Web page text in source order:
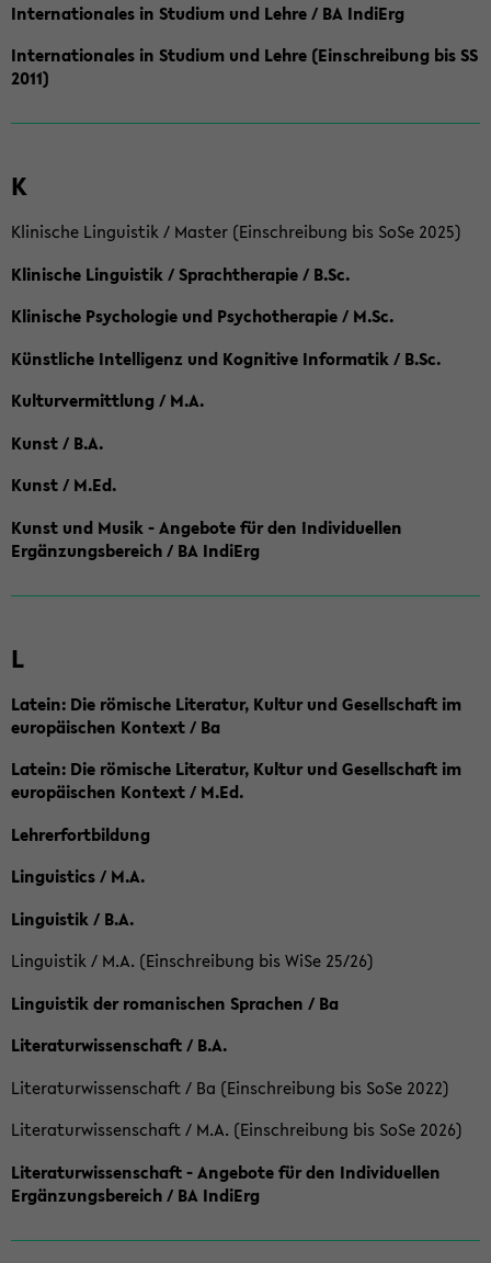
Internationales in Studium und Lehre / BA IndiErg
Internationales in Studium und Lehre (Einschreibung bis SS
2011)
K
Klinische Linguistik / Master (Einschreibung bis SoSe 2025)
Klinische Linguistik / Sprachtherapie / B.Sc.
Klinische Psychologie und Psychotherapie / M.Sc.
Künstliche Intelligenz und Kognitive Informatik / B.Sc.
Kulturvermittlung / M.A.
Kunst / B.A.
Kunst / M.Ed.
Kunst und Musik - Angebote für den Individuellen
Ergänzungsbereich / BA IndiErg
L
Latein: Die römische Literatur, Kultur und Gesellschaft im
europäischen Kontext / Ba
Latein: Die römische Literatur, Kultur und Gesellschaft im
europäischen Kontext / M.Ed.
Lehrerfortbildung
Linguistics / M.A.
Linguistik / B.A.
Linguistik / M.A. (Einschreibung bis WiSe 25/26)
Linguistik der romanischen Sprachen / Ba
Literaturwissenschaft / B.A.
Literaturwissenschaft / Ba (Einschreibung bis SoSe 2022)
Literaturwissenschaft / M.A. (Einschreibung bis SoSe 2026)
Literaturwissenschaft - Angebote für den Individuellen
Ergänzungsbereich / BA IndiErg